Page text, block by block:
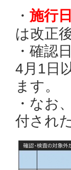
・ 施行
は改正
・確認
4月1日
ます。
・なお
付され